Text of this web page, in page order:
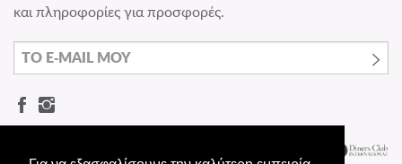
και πληροφορίες για προσφορές.